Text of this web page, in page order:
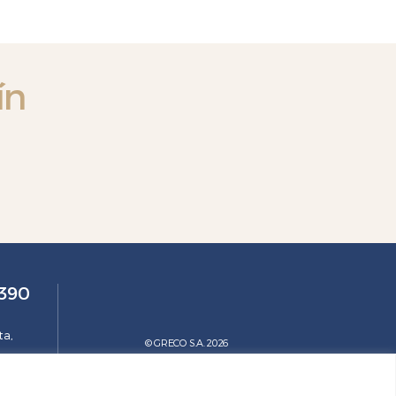
© GRECO S.A. 2026
Diseño web (-:emótica) 2020